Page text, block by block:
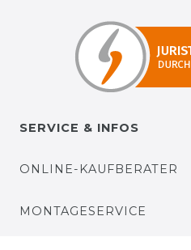
SERVICE & INFOS
ONLINE-KAUFBERATER
MONTAGESERVICE